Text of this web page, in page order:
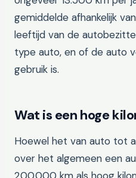
gemiddelde afhankelijk
leeftijd van de
type auto, en of de auto
gebruik is.
Wat is een hoge
Hoewel het van auto tot
over het algemeen een